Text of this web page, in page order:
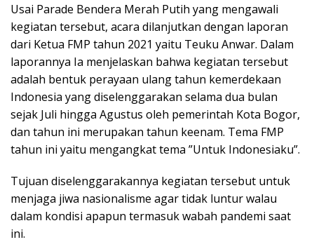
Usai Parade Bendera Merah Putih yang mengawali
kegiatan tersebut, acara dilanjutkan dengan laporan
dari Ketua FMP tahun 2021 yaitu Teuku Anwar. Dalam
laporannya Ia menjelaskan bahwa kegiatan tersebut
adalah bentuk perayaan ulang tahun kemerdekaan
Indonesia yang diselenggarakan selama dua bulan
sejak Juli hingga Agustus oleh pemerintah Kota Bogor,
dan tahun ini merupakan tahun keenam. Tema FMP
tahun ini yaitu mengangkat tema ”Untuk Indonesiaku”.
Tujuan diselenggarakannya kegiatan tersebut untuk
menjaga jiwa nasionalisme agar tidak luntur walau
dalam kondisi apapun termasuk wabah pandemi saat
ini.